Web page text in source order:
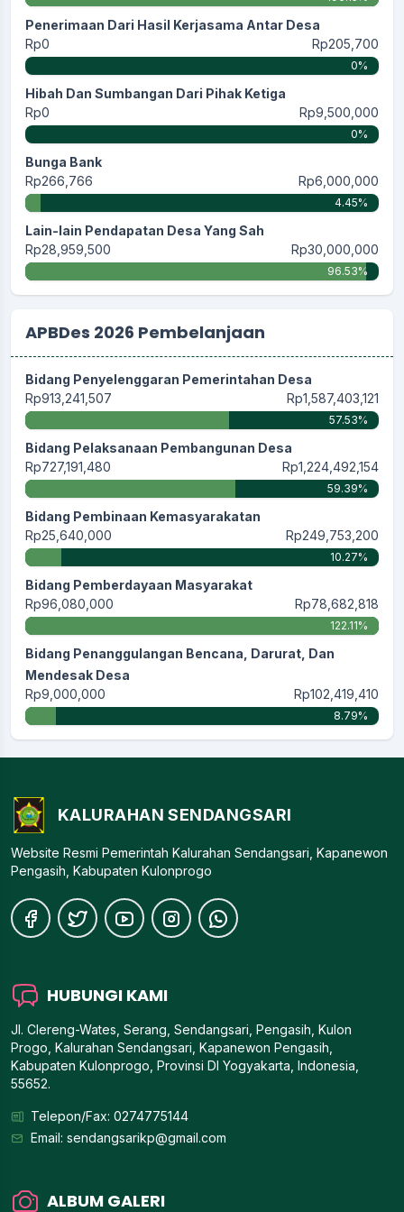
Penerimaan Dari Hasil Kerjasama Antar Desa
Rp0
Rp205,700
0%
Hibah Dan Sumbangan Dari Pihak Ketiga
Rp0
Rp9,500,000
0%
Bunga Bank
Rp266,766
Rp6,000,000
4.45%
Lain-lain Pendapatan Desa Yang Sah
Rp28,959,500
Rp30,000,000
96.53%
APBDes 2026 Pembelanjaan
Bidang Penyelenggaran Pemerintahan Desa
Rp913,241,507
Rp1,587,403,121
57.53%
Bidang Pelaksanaan Pembangunan Desa
Rp727,191,480
Rp1,224,492,154
59.39%
Bidang Pembinaan Kemasyarakatan
Rp25,640,000
Rp249,753,200
10.27%
Bidang Pemberdayaan Masyarakat
Rp96,080,000
Rp78,682,818
122.11%
Bidang Penanggulangan Bencana, Darurat, Dan
Mendesak Desa
Rp9,000,000
Rp102,419,410
8.79%
KALURAHAN SENDANGSARI
Website Resmi Pemerintah Kalurahan Sendangsari, Kapanewon
Pengasih, Kabupaten Kulonprogo
HUBUNGI KAMI
Jl. Clereng-Wates, Serang, Sendangsari, Pengasih, Kulon
Progo, Kalurahan Sendangsari, Kapanewon Pengasih,
Kabupaten Kulonprogo, Provinsi DI Yogyakarta, Indonesia,
55652.
Telepon/Fax: 0274775144
Email: sendangsarikp@gmail.com
ALBUM GALERI